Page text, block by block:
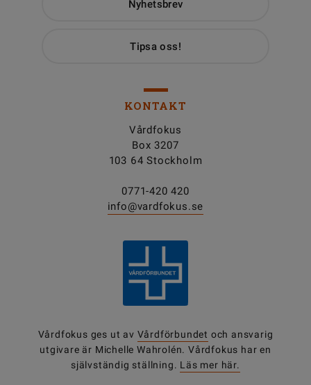
Nyhetsbrev
Tipsa oss!
KONTAKT
Vårdfokus
Box 3207
103 64 Stockholm
0771-420 420
info@vardfokus.se
Vårdfokus ges ut av Vårdförbundet och ansvarig
utgivare är Michelle Wahrolén. Vårdfokus har en
självständig ställning. Läs mer här.